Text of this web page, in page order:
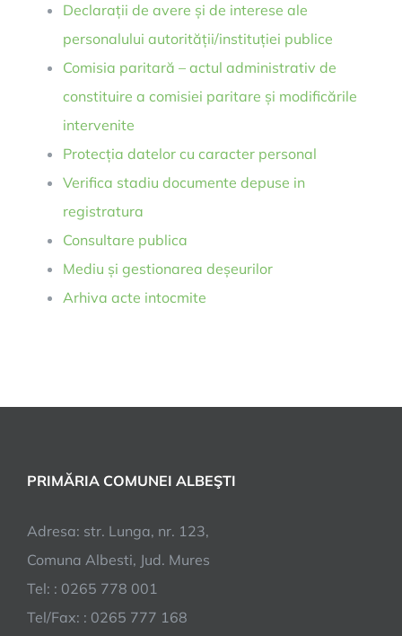
Declarații de avere și de interese ale
personalului autorității/instituției publice
Comisia paritară – actul administrativ de
constituire a comisiei paritare și modificările
intervenite
Protecția datelor cu caracter personal
Verifica stadiu documente depuse in
registratura
Consultare publica
Mediu și gestionarea deșeurilor
Arhiva acte intocmite
PRIMĂRIA COMUNEI ALBEŞTI
Adresa: str. Lunga, nr. 123,
Comuna Albesti, Jud. Mures
Tel: : 0265 778 001
Tel/Fax: : 0265 777 168